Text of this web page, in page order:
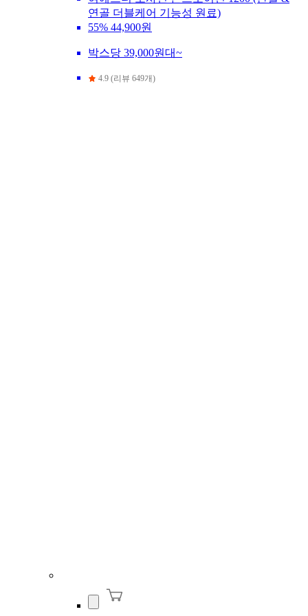
연골 더블케어 기능성 원료)
55% 44,900원
박스당 39,000원대~
4.9 (리뷰 649개)